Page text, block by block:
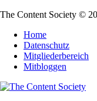
The Content Society ©
Home
Datenschutz
Mitgliederbereich
Mitbloggen